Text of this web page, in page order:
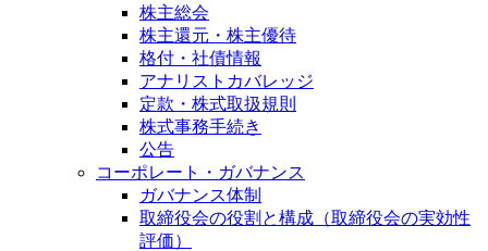
株主総会
株主還元・株主優待
格付・社債情報
アナリストカバレッジ
定款・株式取扱規則
株式事務手続き
公告
コーポレート・ガバナンス
ガバナンス体制
取締役会の役割と構成（取締役会の実効性
評価）